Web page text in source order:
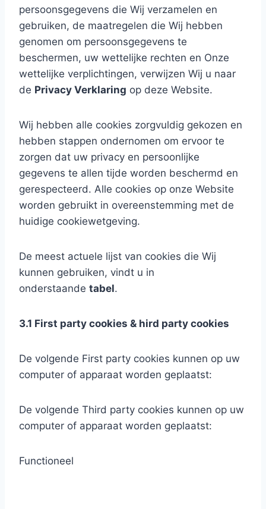
persoonsgegevens die Wij verzamelen en
gebruiken, de maatregelen die Wij hebben
genomen om persoonsgegevens te
beschermen, uw wettelijke rechten en Onze
wettelijke verplichtingen, verwijzen Wij u naar
de Privacy Verklaring op deze Website.
Wij hebben alle cookies zorgvuldig gekozen en
hebben stappen ondernomen om ervoor te
zorgen dat uw privacy en persoonlijke
gegevens te allen tijde worden beschermd en
gerespecteerd. Alle cookies op onze Website
worden gebruikt in overeenstemming met de
huidige cookiewetgeving.
De meest actuele lijst van cookies die Wij
kunnen gebruiken, vindt u in
onderstaande tabel.
3.1 First party cookies & hird party cookies
De volgende First party cookies kunnen op uw
computer of apparaat worden geplaatst:
De volgende Third party cookies kunnen op uw
computer of apparaat worden geplaatst:
Functioneel